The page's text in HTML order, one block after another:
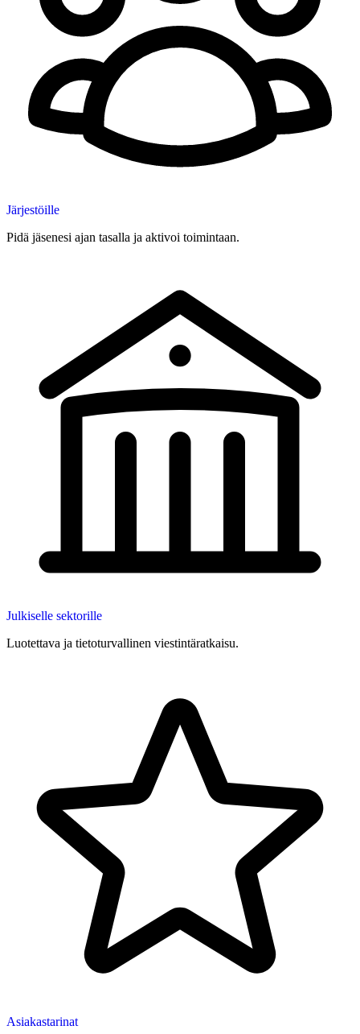
Järjestöille
Pidä jäsenesi ajan tasalla ja aktivoi toimintaan.
Julkiselle sektorille
Luotettava ja tietoturvallinen viestintäratkaisu.
Asiakastarinat